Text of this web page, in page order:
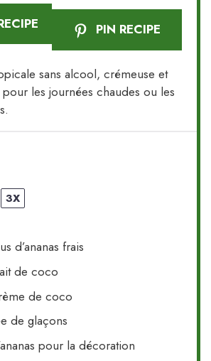
PIN RECIPE
sans alcool, crémeuse et
les journées chaudes ou les
3X
d’ananas frais
de coco
de coco
de glaçons
pour la décoration